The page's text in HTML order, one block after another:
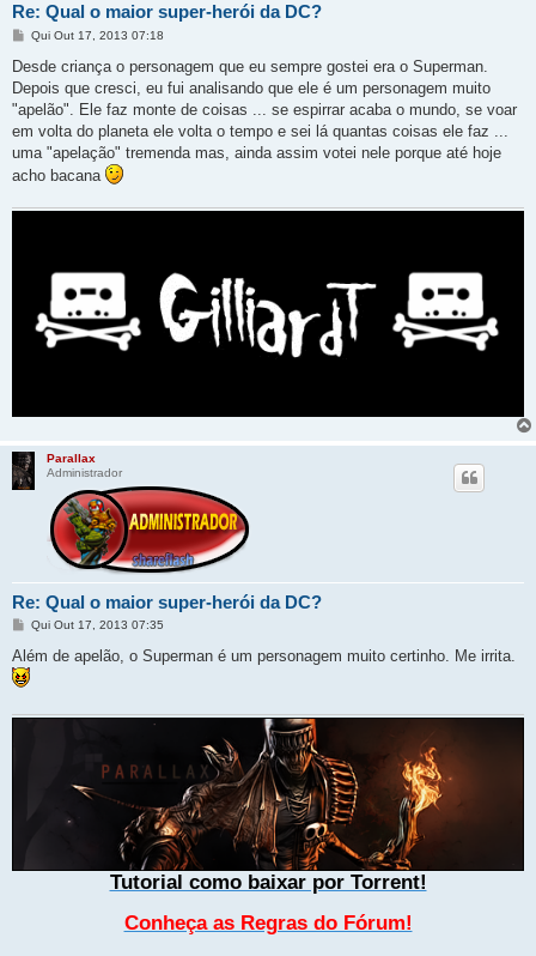
Re: Qual o maior super-herói da DC?
M
n
a
g
e
m
Qui Out 17, 2013 07:18
Desde criança o personagem que eu sempre gostei era o Superman.
Depois que cresci, eu fui analisando que ele é um personagem muito
"apelão". Ele faz monte de coisas ... se espirrar acaba o mundo, se voar
em volta do planeta ele volta o tempo e sei lá quantas coisas ele faz ...
uma "apelação" tremenda mas, ainda assim votei nele porque até hoje
acho bacana
Parallax
Administrador
Re: Qual o maior super-herói da DC?
M
n
s
a
Qui Out 17, 2013 07:35
Além de apelão, o Superman é um personagem muito certinho. Me irrita.
Tutorial como baixar por Torrent!
Conheça as Regras do Fórum!